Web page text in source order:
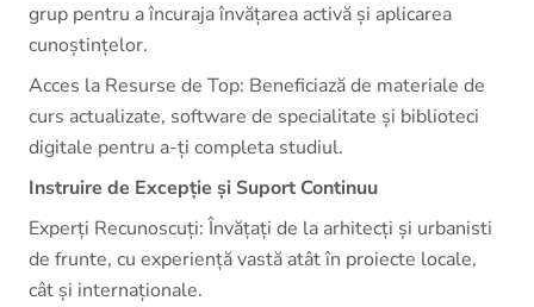
grup pentru a încuraja învățarea activă și aplicarea
cunoștințelor.
Acces la Resurse de Top: Beneficiază de materiale de
curs actualizate, software de specialitate și biblioteci
digitale pentru a-ți completa studiul.
Instruire de Excepție și Suport Continuu
Experți Recunoscuți: Învățați de la arhitecți și urbanisti
de frunte, cu experiență vastă atât în proiecte locale,
cât și internaționale.